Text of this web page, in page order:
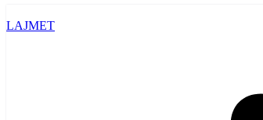
LAJMET